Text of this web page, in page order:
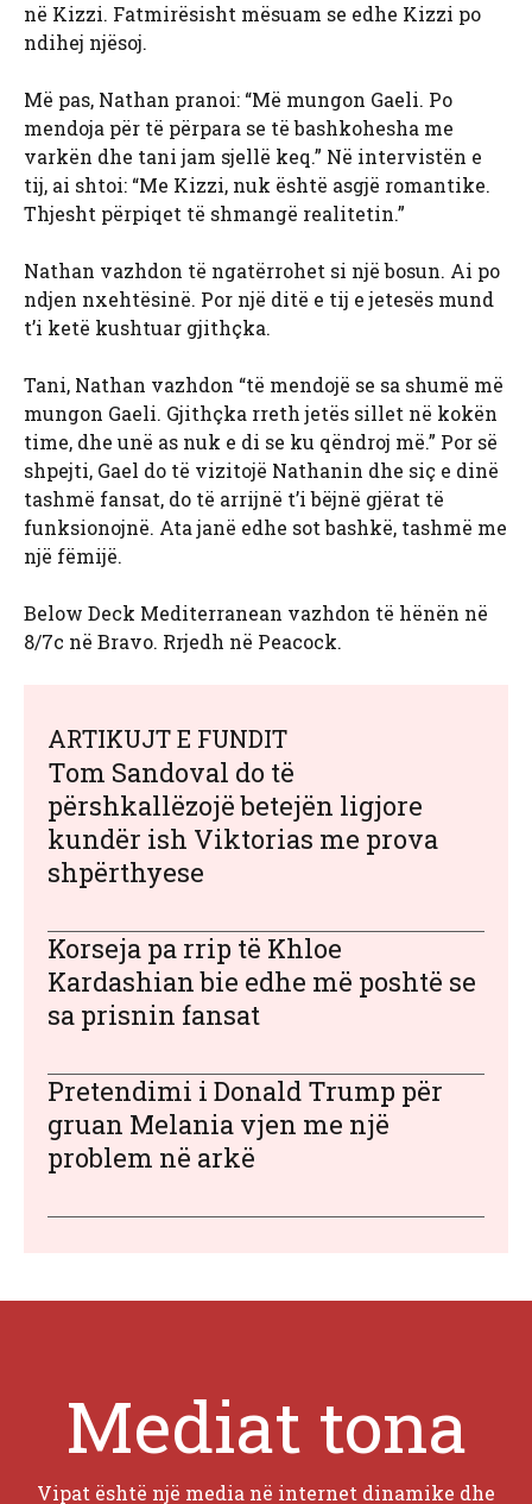
në Kizzi. Fatmirësisht mësuam se edhe Kizzi po
ndihej njësoj.
Më pas, Nathan pranoi: “Më mungon Gaeli. Po
mendoja për të përpara se të bashkohesha me
varkën dhe tani jam sjellë keq.” Në intervistën e
tij, ai shtoi: “Me Kizzi, nuk është asgjë romantike.
Thjesht përpiqet të shmangë realitetin.”
Nathan vazhdon të ngatërrohet si një bosun. Ai po
ndjen nxehtësinë. Por një ditë e tij e jetesës mund
t’i ketë kushtuar gjithçka.
Tani, Nathan vazhdon “të mendojë se sa shumë më
mungon Gaeli. Gjithçka rreth jetës sillet në kokën
time, dhe unë as nuk e di se ku qëndroj më.” Por së
shpejti, Gael do të vizitojë Nathanin dhe siç e dinë
tashmë fansat, do të arrijnë t’i bëjnë gjërat të
funksionojnë. Ata janë edhe sot bashkë, tashmë me
një fëmijë.
Below Deck Mediterranean vazhdon të hënën në
8/7c në Bravo. Rrjedh në Peacock.
ARTIKUJT E FUNDIT
Tom Sandoval do të
përshkallëzojë betejën ligjore
kundër ish Viktorias me prova
shpërthyese
Korseja pa rrip të Khloe
Kardashian bie edhe më poshtë se
sa prisnin fansat
Pretendimi i Donald Trump për
gruan Melania vjen me një
problem në arkë
Mediat tona
Vipat është një media në internet dinamike dhe